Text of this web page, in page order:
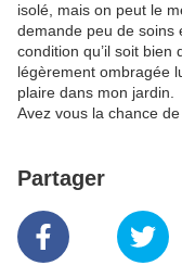
isolé, mais on peut le
demande peu de soins
condition qu’il soit bien
légèrement ombragée
plaire dans mon jardin.
Avez vous la chance
Partager